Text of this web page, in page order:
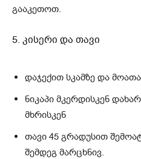
გააკეთოთ.
5. კისერი და თავი
დაჯექით სკამზე და
ნიკაპი მკერდისკენ
მხრისკენ
თავი 45 გრადუსით
შემდეგ მარცხნივ.